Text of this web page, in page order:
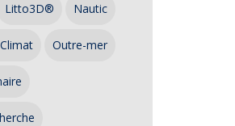
Litto3D® Nautic
Outre-mer